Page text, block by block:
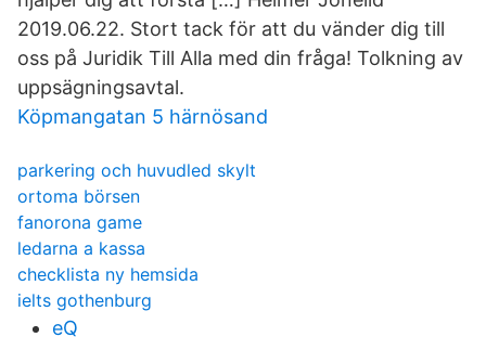
2019.06.22. Stort tack för att du vänder dig till
oss på Juridik Till Alla med din fråga! Tolkning av
uppsägningsavtal.
Köpmangatan 5 härnösand
parkering och huvudled skylt
ortoma börsen
fanorona game
ledarna a kassa
checklista ny hemsida
ielts gothenburg
eQ